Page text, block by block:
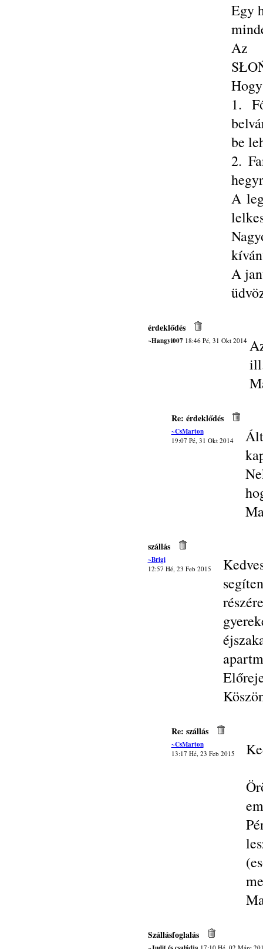
Egy
Az
1.
be
2.
A
A
érdeklődés
~Hangyi007 18:46 Pé, 31 Okt 2014
Re: érdeklődés
~CsMarton
19:07 Pé, 31 Okt 2014
szállás
~Brigi
12:57 Hé, 23 Feb 2015
Re: szállás
~CsMarton
13:17 Hé, 23 Feb 2015
Szállásfoglalás